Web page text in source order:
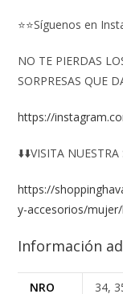
⭐⭐Síguenos en
NO TE PIERDAS
SORPRESAS QUE
https://
⬇️⬇️VISITA
https://
y-accesorios/
Información
NRO 34,